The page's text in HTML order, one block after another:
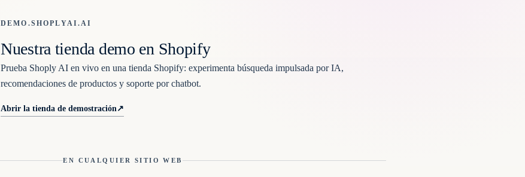
DEMO.SHOPLYAI.AI
Nuestra tienda demo en Shopify
Prueba Shoply AI en vivo en una tienda Shopify: experimenta búsqueda impulsada por IA,
recomendaciones de productos y soporte por chatbot.
Abrir la tienda de demostración↗
EN CUALQUIER SITIO WEB